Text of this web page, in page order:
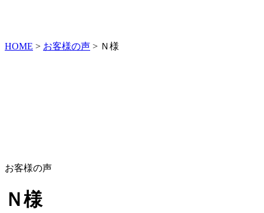
HOME > お客様の声 > Ｎ様
お客様の声
Ｎ様